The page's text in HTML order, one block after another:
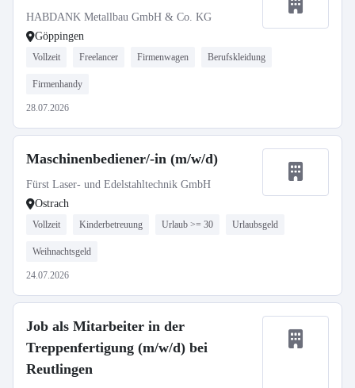
HABDANK Metallbau GmbH & Co. KG
Göppingen
Vollzeit Freelancer Firmenwagen Berufskleidung
Firmenhandy
28.07.2026
Maschinenbediener/-in (m/w/d)
Fürst Laser- und Edelstahltechnik GmbH
Ostrach
Vollzeit Kinderbetreuung Urlaub >= 30 Urlaubsgeld
Weihnachtsgeld
24.07.2026
Job als Mitarbeiter in der
Treppenfertigung (m/w/d) bei
Reutlingen